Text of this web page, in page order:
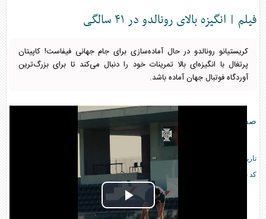
فیلم | انگیزه بالای رونالدو در ۴۱ سالگی
کریستیانو رونالدو در حال آماده‌سازی برای جام جهانی فیفاست! کاپیتان
پرتغال با انگیزه‌ای بالا تمرینات خود را دنبال می‌کند تا برای بزرگ‌ترین
آوردگاه فوتبال جهان آماده باشد.
صفحه اصلی
تاریخ انتشار:
2026 June 07
کد خبر:
Play